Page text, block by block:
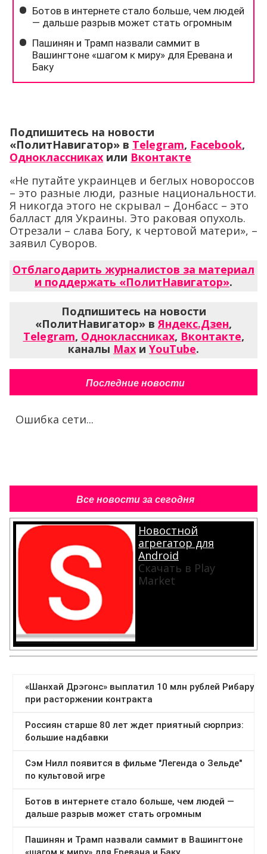
Подпишитесь на новости
«ПолитНавигатор» в Telegram, Facebook,
Одноклассниках или Вконтакте
«Не путайте украинцев и беглых новороссов
– это разные люди, разные национальности.
Я никогда этого не скрывал – Донбасс – это
балласт для Украины. Это раковая опухоль.
Отрезали – слава Богу, к чертовой матери», –
заявил Суворов.
Отблагодарить журналистов за материал
и поддержать «ПолитНавигатор».
Подпишитесь на новости
«ПолитНавигатор» в Яндекс.Дзен,
Telegram, Одноклассниках, Вконтакте,
каналы Max и YouTube.
Последние новости
Ошибка сети...
Все новости за сегодня
Новостной
агрегатор для
Android
Скачать в Play
Market